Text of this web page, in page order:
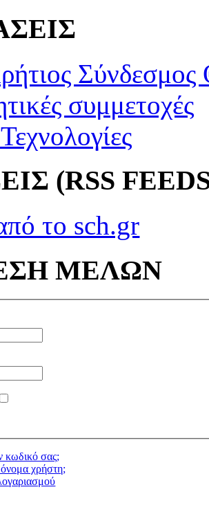
συμμετοχές
(RSS
το sch.gr
ΜΕΛΩΝ
κωδικό σας;
χρήστη;